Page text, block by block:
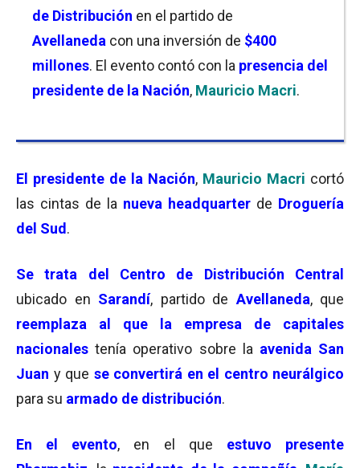
de Distribución en el partido de
Avellaneda con una inversión de $400
millones. El evento contó con la presencia del
presidente de la Nación, Mauricio Macri.
El presidente de la Nación, Mauricio Macri cortó
las cintas de la nueva headquarter de Droguería
del Sud .
Se trata del
Centro de Distribución Central
ubicado en Sarandí, partido de Avellaneda, que
reemplaza al que la empresa de capitales
nacionales tenía operativo sobre la avenida San
Juan y que se convertirá en el centro neurálgico
para su armado de distribución.
En el evento, en el que estuvo presente